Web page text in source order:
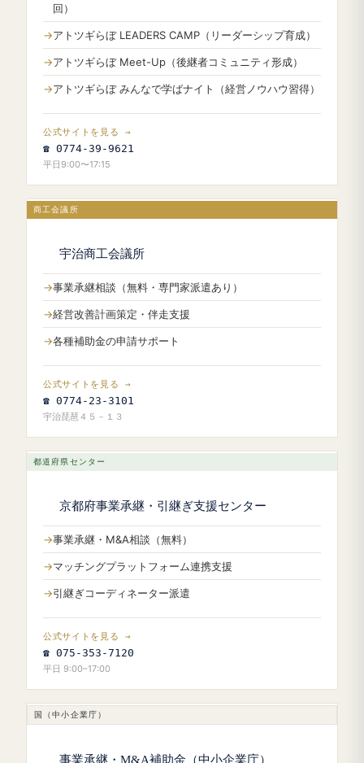
回）
アトツギらぼ LEADERS CAMP（リーダーシップ育成）
アトツギらぼ Meet-Up（後継者コミュニティ形成）
アトツギらぼ みんなで学ばナイト（経営ノウハウ習得）
公式サイトを見る →
☎ 0774-39-9621
平日9:00〜17:15
商工会議所
宇治商工会議所
事業承継相談（無料・専門家派遣あり）
経営改善計画策定・伴走支援
各種補助金の申請サポート
公式サイトを見る →
☎ 0774-23-3101
宇治琵琶４５－１３
都道府県センター
京都府事業承継・引継ぎ支援センター
事業承継・M&A相談（無料）
マッチングプラットフォーム連携支援
引継ぎコーディネーター派遣
公式サイトを見る →
☎ 075-353-7120
平日 9:00–17:00
国（中小企業庁）
事業承継・M&A補助金（中小企業庁）